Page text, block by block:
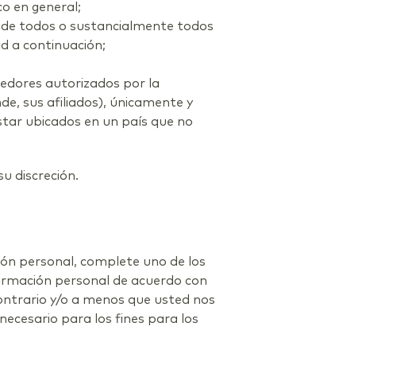
en general;
todos o sustancialmente todos
a continuación;
autorizados por la
sus afiliados), únicamente y
ubicados en un país que no
discreción.
personal, complete uno de los
personal de acuerdo con
y/o a menos que usted nos
para los fines para los